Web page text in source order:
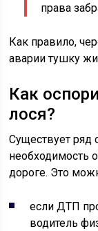
права
Как правило,
аварии тушку
Как
лося?
Существует ряд
необходимость
дороге. Это
если ДТП
водитель